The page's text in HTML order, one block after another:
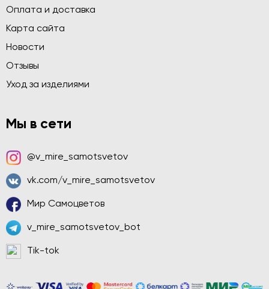
Оплата и доставка
Карта сайта
Новости
Отзывы
Уход за изделиями
Мы в сети
@v_mire_samotsvetov
vk.com/v_mire_samotsvetov
Мир Самоцветов
v_mire_samotsvetov_bot
Tik-tok